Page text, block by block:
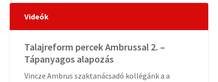
Videók
Talajreform percek Ambrussal 2. –
Tápanyagos alapozás
Vincze Ambrus szaktanácsadó kollégánk a a